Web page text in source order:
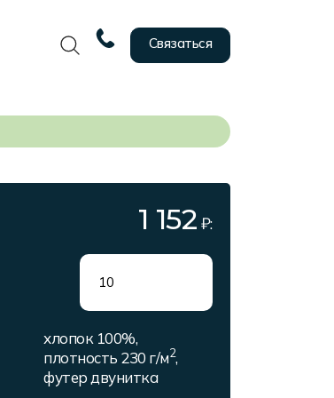
Связаться
1 152 ₽:
хлопок 100%,
плотность 230 г/м2,
футер двунитка